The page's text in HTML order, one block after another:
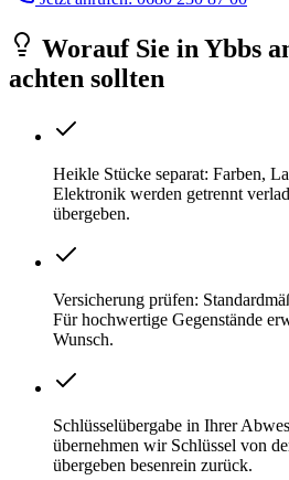
Worauf Sie in Ybbs
achten sollten
Heikle Stücke separat: Farben,
Elektronik werden getrennt
übergeben.
Versicherung prüfen:
Für hochwertige Gegenstände
Wunsch.
Schlüsselübergabe in Ihrer
übernehmen wir Schlüssel von
übergeben besenrein zurück.